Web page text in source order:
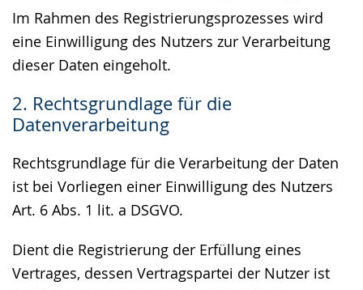
Im Rahmen des Registrierungsprozesses wird
eine Einwilligung des Nutzers zur Verarbeitung
dieser Daten eingeholt.
2. Rechtsgrundlage für die
Datenverarbeitung
Rechtsgrundlage für die Verarbeitung der Daten
ist bei Vorliegen einer Einwilligung des Nutzers
Art. 6 Abs. 1 lit. a DSGVO.
Dient die Registrierung der Erfüllung eines
Vertrages, dessen Vertragspartei der Nutzer ist